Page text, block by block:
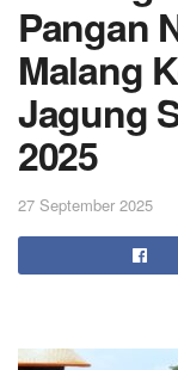
Pangan
Malang
Jagung
2025
27 September 2025